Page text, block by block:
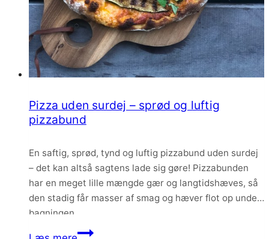
Pizza uden surdej – sprød og luftig
pizzabund
En saftig, sprød, tynd og luftig pizzabund uden surdej
– det kan altså sagtens lade sig gøre! Pizzabunden
har en meget lille mængde gær og langtidshæves, så
den stadig får masser af smag og hæver flot op under
bagningen.
Pizza